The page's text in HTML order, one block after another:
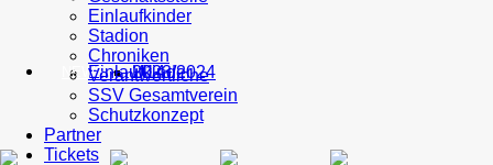
U14
2023/2024
Einlaufkinder
NEWS
Einlaufkinder
Stadion
Chroniken
Verantwortliche
SSV Gesamtverein
Schutzkonzept
Partner
Tickets